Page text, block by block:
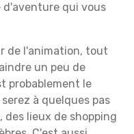
d'aventure qui vous
de l'animation, tout
un peu de
probablement le
à quelques pas
lieux de shopping